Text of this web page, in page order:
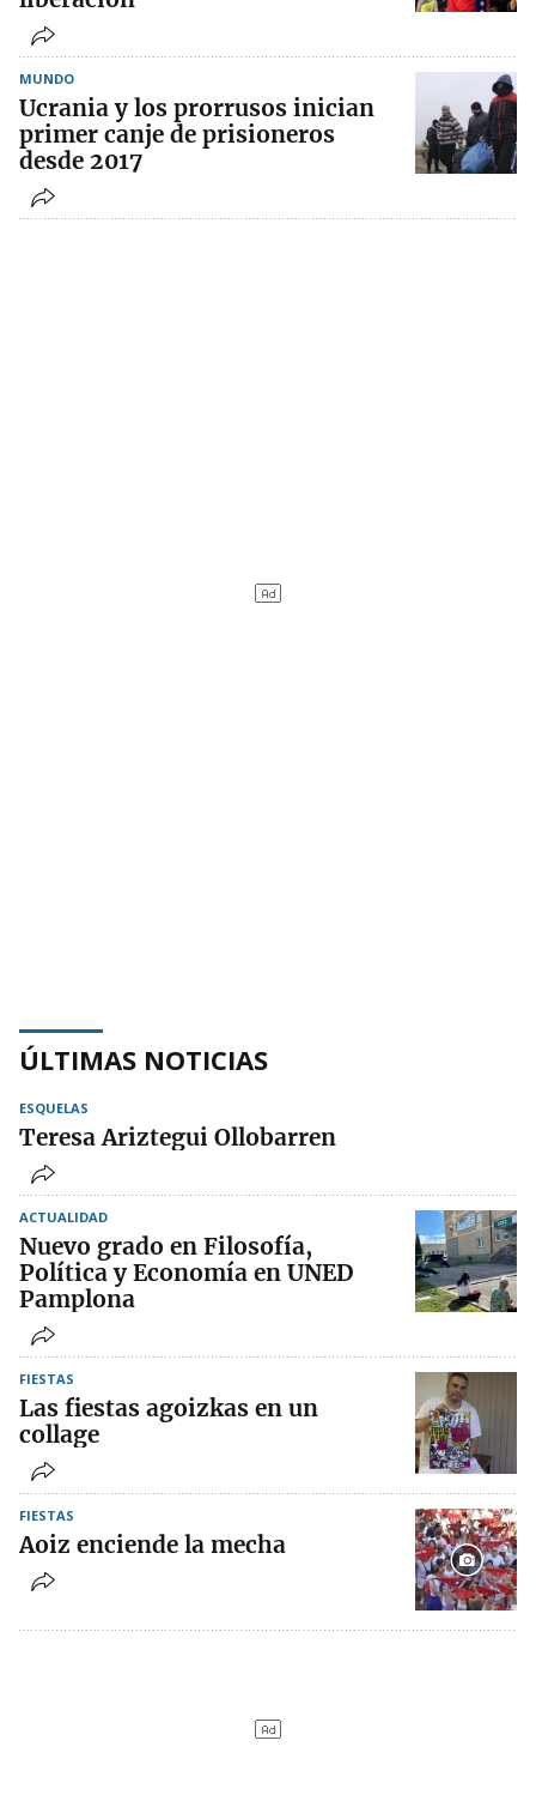
MUNDO
Ucrania y los prorrusos inician
primer canje de prisioneros
desde 2017
ÚLTIMAS NOTICIAS
ESQUELAS
Teresa Ariztegui Ollobarren
ACTUALIDAD
Nuevo grado en Filosofía,
Política y Economía en UNED
Pamplona
FIESTAS
Las fiestas agoizkas en un
collage
FIESTAS
Aoiz enciende la mecha